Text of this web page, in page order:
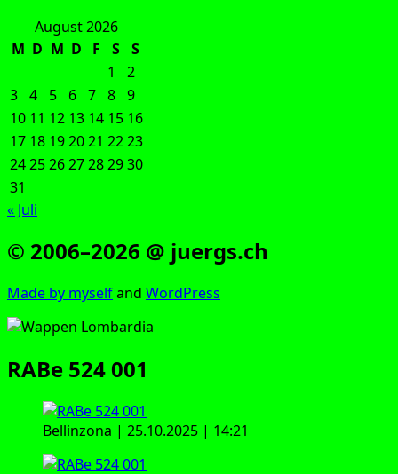
August 2026
M D M D F S
S
1
2
3 4 5 6 7 8 9
10 11 12 13 14 15 16
17 18 192021 2223
24252627282930
31
« Juli
© 2006–2026 @ juergs.ch
Made by mys­elfand Word­Press
RABe 524 001
Bel­lin­zo­na | 25.10.2025 | 14:21